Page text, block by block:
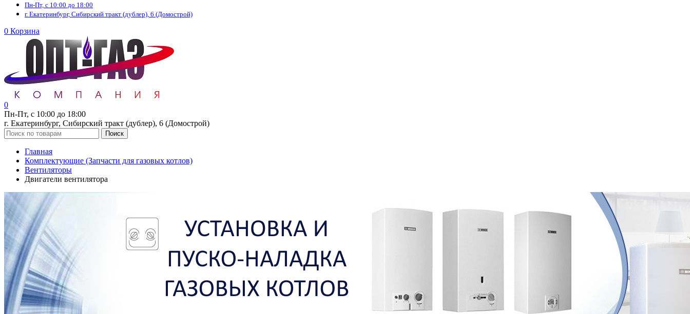
Пн-Пт, с 10:00 до 18:00
г. Екатеринбург, Сибирский тракт (дублер), 6 (Домострой)
0 Корзина
0
Пн-Пт, с 10:00 до 18:00
г. Екатеринбург, Сибирский тракт (дублер), 6 (Домострой)
Поиск
Главная
Комплектующие (Запчасти для газовых котлов)
Вентиляторы
Двигатели вентилятора